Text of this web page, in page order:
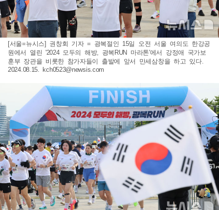
[서울=뉴시스] 권창회 기자 = 광복절인 15일 오전 서울 여의도 한강공
원에서 열린 '2024 모두의 해방, 광복RUN 마라톤'에서 강정애 국가보
훈부 장관을 비롯한 참가자들이 출발에 앞서 만세삼창을 하고 있다.
2024.08.15.
kch0523@newsis.com